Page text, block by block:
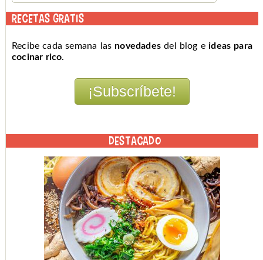
RECETAS GRATIS
Recibe cada semana las novedades del blog eideas para
cocinar rico.
DESTACADO